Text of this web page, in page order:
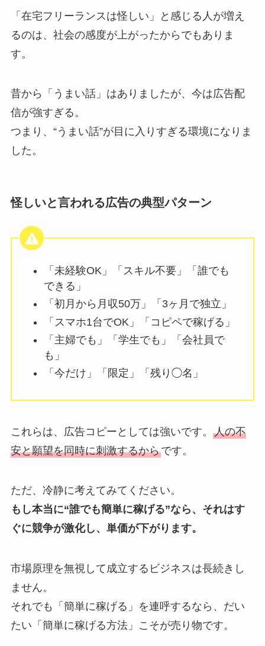
「在宅フリーランスは怪しい」と感じる人が増え
るのは、社会の感度が上がったからでもありま
す。
昔から「うまい話」はありましたが、今は広告配
信が強すぎる。
つまり、“うまい話”が目に入りすぎる環境になりま
した。
怪しいと言われる広告の典型パターン
「未経験OK」「スキル不要」「誰でも
できる」
「初月から月収50万」「3ヶ月で独立」
「スマホ1台でOK」「コピペで稼げる」
「主婦でも」「学生でも」「会社員で
も」
「今だけ」「限定」「残り◯名」
これらは、広告コピーとしては強いです。 人の不
安と願望を同時に刺激するからです。
ただ、冷静に考えてみてください。
もし本当に“誰でも簡単に稼げる”なら、それはす
ぐに競争が激化し、単価が下がります。
市場原理を無視して成立するビジネスは長続きし
ません。
それでも「簡単に稼げる」を連呼するなら、だい
たい「簡単に稼げる方法」こそが売り物です。